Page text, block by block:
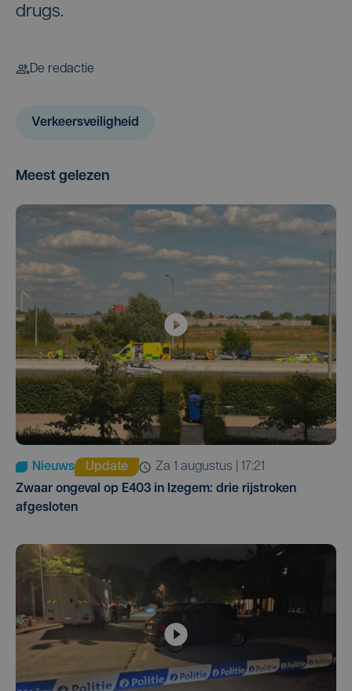
drugs.
De redactie
Verkeersveiligheid
Meest gelezen
Nieuws Update
za 1 augustus | 17:21
Zwaar ongeval op E403 in Izegem: drie rijstroken
afgesloten